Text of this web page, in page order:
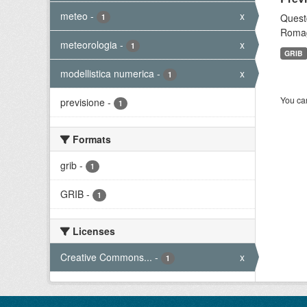
meteo - 1 x
meteorologia - 1 x
modellistica numerica - 1 x
previsione - 1
Formats
grib - 1
GRIB - 1
Licenses
Creative Commons... - 1 x
GRIB
You